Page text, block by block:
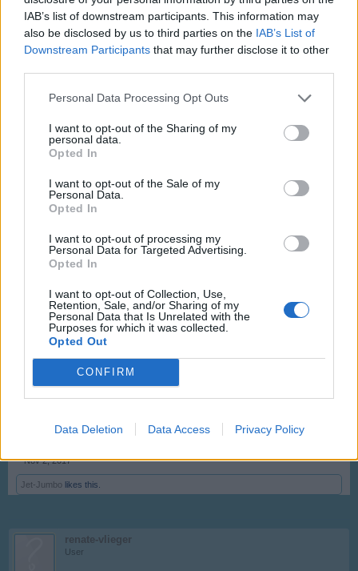
IAB’s list of downstream participants. This information may
also be disclosed by us to third parties on the IAB’s List of
Downstream Participants that may further disclose it to other
Personal Data Processing Opt Outs
I want to opt-out of the Sharing of my
personal data.
Opted In
I want to opt-out of the Sale of my
Personal Data.
Opted In
I want to opt-out of processing my
Personal Data for Targeted Advertising.
Opted In
I want to opt-out of Collection, Use,
Retention, Sale, and/or Sharing of my
Personal Data that Is Unrelated with the
Purposes for which it was collected.
Opted Out
CONFIRM
Data Deletion Data Access Privacy Policy
topgun123
Ik hoop toch niet dat je zulke dingen elke keer komt melden hier,
want daarvoor had ik deze topic niet gestart. En spelers kunnen
nog steeds zelf bepalen of ze ergens voor of tegen willen stemmen.
Of te wel begin dan een nieuwe topic of doe er geen melding van.
Ik verontschuldig me
indien nodig
Ik kan het verwijderen
Nov 2, 2017
vanDijk1970
User
Verwijderen is niet nodig, maar houd er in de toekomst wel
gewoon rekening mee AUB. Oude regels zoals bij oude
geldig.
Nov 2, 2017
Jet-Jumbo likes this.
renate-vlieger
User